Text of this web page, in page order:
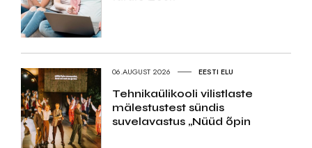
06.AUGUST 2026 EESTI ELU
Tehnikaülikooli vilistlaste
mälestustest sündis
suvelavastus „Nüüd õpin